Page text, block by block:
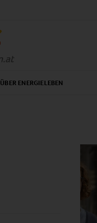
ÜBER ENERGIELEBEN